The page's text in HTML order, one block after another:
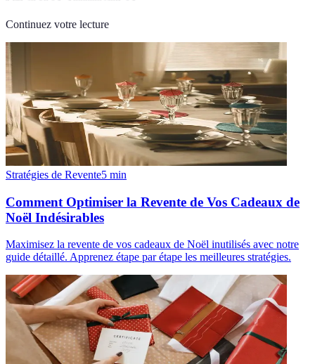
Continuez votre lecture
Stratégies de Revente5 min
Comment Optimiser la Revente de Vos Cadeaux de
Noël Indésirables
Maximisez la revente de vos cadeaux de Noël inutilisés avec notre
guide détaillé. Apprenez étape par étape les meilleures stratégies.